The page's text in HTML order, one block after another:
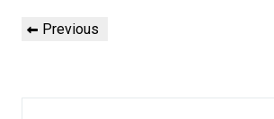
Post
navigation
Previous
Previous